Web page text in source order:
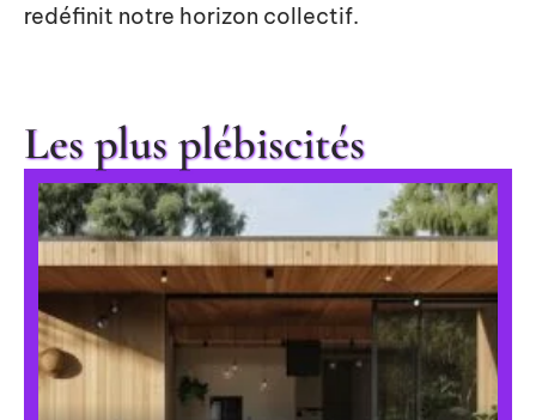
redéfinit notre horizon collectif.
Les plus plébiscités